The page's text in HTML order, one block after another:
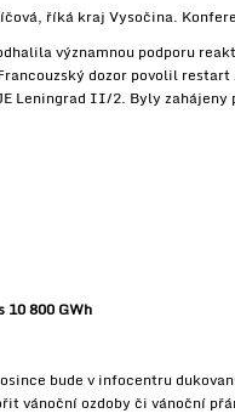
říká kraj Vysočina.
významnou podporu
dozor povolil
Leningrad II/2. Byly zahájeny
10 800 GWh
bude v infocentru
ozdoby či vánoční